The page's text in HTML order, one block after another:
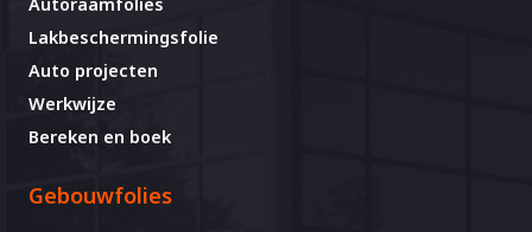
Autoraamfolies
Lakbeschermingsfolie
Auto projecten
Werkwijze
Bereken en boek
Gebouwfolies